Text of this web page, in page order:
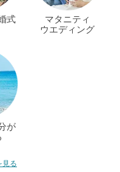
式
マタニティ
ウエディング
が
見る